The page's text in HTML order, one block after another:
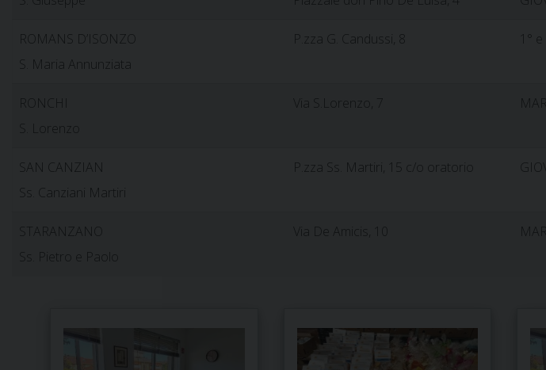
ROMANS D’ISONZO
S. Maria Annunziata
P.zza G. Candussi, 8 1°
RONCHI
S. Lorenzo
Via S.Lorenzo, 7
SAN CANZIAN
Ss. Canziani Martiri
P.zza Ss. Martiri, 15 c/o oratorio
STARANZANO
Ss. Pietro e Paolo
Via De Amicis, 10